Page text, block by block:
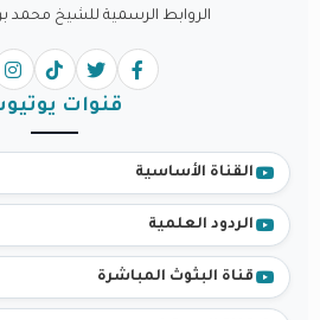
الروابط الرسمية للشيخ
قنوات
القناة الأساسية
الردود العلمية
قناة البثوث المباشرة